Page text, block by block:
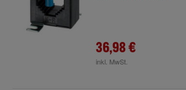
36,98 €
inkl. MwSt.